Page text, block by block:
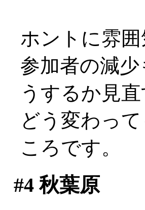
ホントに雰
参加者の減
うするか見
どう変わっ
ころです。
#4秋葉原